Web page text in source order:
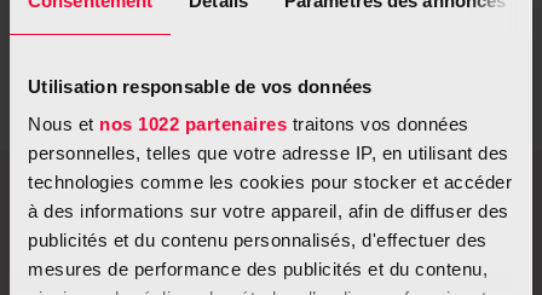
Utilisation responsable de vos données
Nous et nos 1022 partenaires traitons vos données
personnelles, telles que votre adresse IP, en utilisant des
technologies comme les cookies pour stocker et accéder
à des informations sur votre appareil, afin de diffuser des
publicités et du contenu personnalisés, d'effectuer des
mesures de performance des publicités et du contenu,
info-tabac.lu
Alle Ergebnisse der Umfrage finden Sie
aufmaviesanstabac.lu.